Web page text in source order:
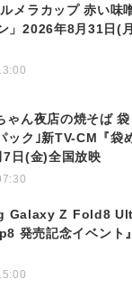
ルメラカップ 赤い味
」2026年8月31日(
ゃん夜店の焼そば
ック｣新TV-CM『袋
7日(金)全国放映
Galaxy Z Fold8
発売記念イベント